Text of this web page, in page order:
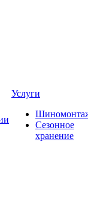
Услуги
Сезонное
хранение